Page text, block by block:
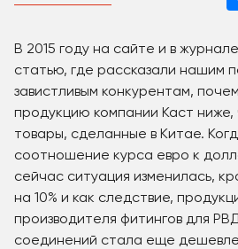
В 2015 году на сайте и в
статью, где рассказали нашим
завистливым конкурентам,
продукцию компании Каст
товары, сделанные в Китае.
соотношение курса евро к
сейчас ситуация изменилась,
на 10% и как следствие,
производителя фитингов для
соединений стала еще